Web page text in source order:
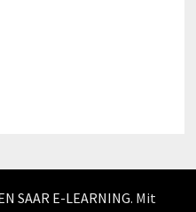
SAAR E-LEARNING. Mit